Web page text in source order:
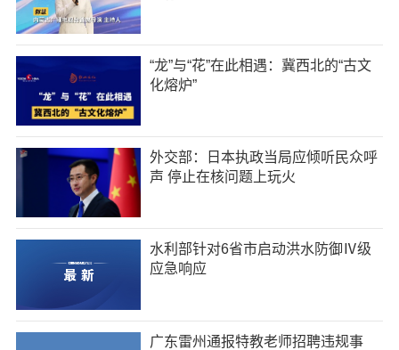
“龙”与“花”在此相遇：冀西北的“古文
化熔炉”
外交部：日本执政当局应倾听民众呼
声 停止在核问题上玩火
水利部针对6省市启动洪水防御Ⅳ级
应急响应
广东雷州通报特教老师招聘违规事